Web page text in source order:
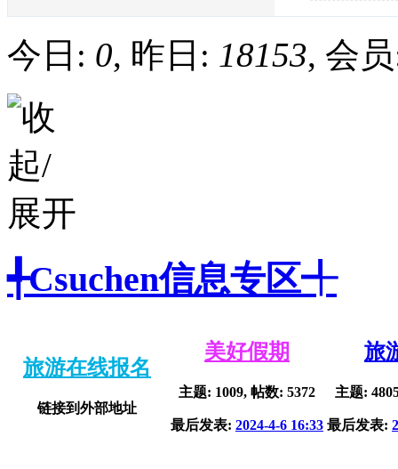
今日: 0, 昨日: 18153, 会
╃Csuchen信息专区╃
旅游在线报名
链接到外部地址
美好假期
主题: 1009, 帖数: 5372
最后发表: 2024-4-6 16:33
旅
主题:
最后发表: